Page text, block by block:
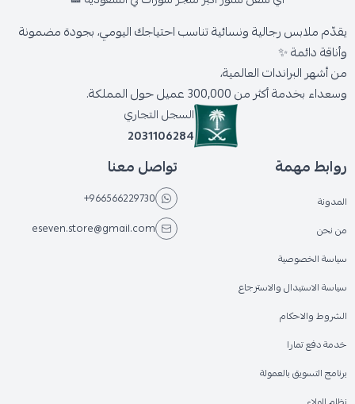
يقدّم ملابس رجالية ونسائية تناسب احتياجك اليومي، بجودة مضمونة
وأناقة دائمة ✨
من أشهر البراندات العالمية،
وسعداء بخدمة أكثر من 300,000 عميل حول المملكة.
السجل التجاري
2031106284
روابط مهمة
المدونة
من نحن
سياسة الخصوصية
سياسة الاستبدال والاسترجاع
الشروط والاحكام
خدمة دفع تمارا
برنامج التسويق بالعمولة
تواصل معنا
+966566229730
eseven.store@gmail.com